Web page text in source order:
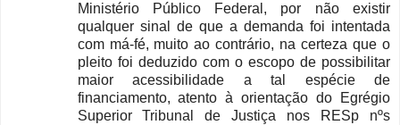
Ministério Público Federal, por não existir
qualquer sinal de que a demanda foi intentada
com má-fé, muito ao contrário, na certeza que o
pleito foi deduzido com o escopo de possibilitar
maior acessibilidade a tal espécie de
financiamento, atento à orientação do Egrégio
Superior Tribunal de Justiça nos RESp nºs